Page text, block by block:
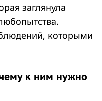
заглянула
которыми
к ним нужно